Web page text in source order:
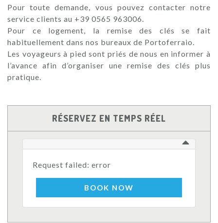
Pour toute demande, vous pouvez contacter notre
service clients au +39 0565 963006.
Pour ce logement, la remise des clés se fait
habituellement dans nos bureaux de Portoferraio.
Les voyageurs à pied sont priés de nous en informer à
l’avance afin d’organiser une remise des clés plus
pratique.
RÉSERVEZ EN TEMPS RÉEL
Request failed: error
BOOK NOW